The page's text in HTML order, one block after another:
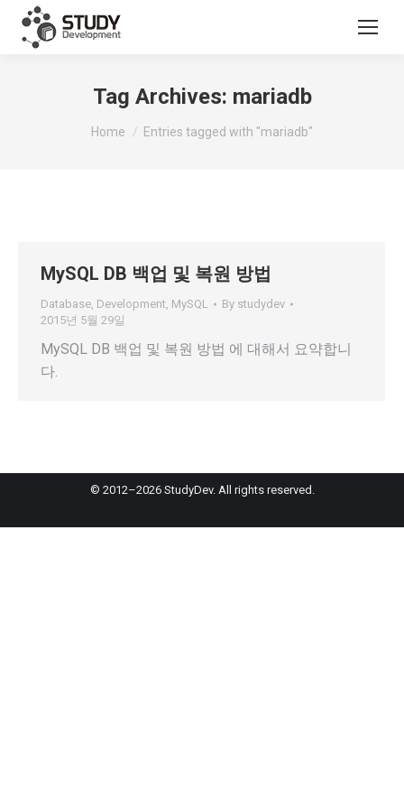
Tag Archives: mariadb
You are here:
Home Entries tagged with "mariadb"
MySQL DB 백업 및 복원 방법
Database, Development, MySQL By studydev
2015년 5월 29일
MySQL DB 백업 및 복원 방법 에 대해서 요약합니
다.
© 2012–2026 StudyDev. All rights reserved.